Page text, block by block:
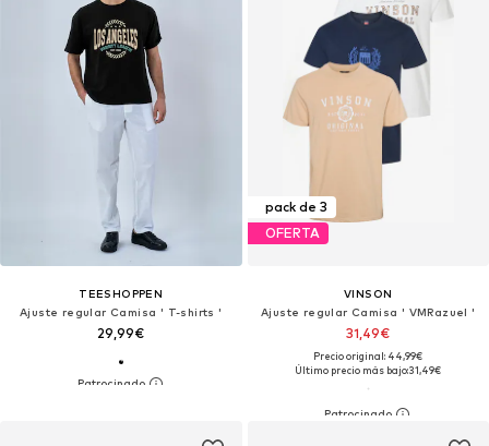
TEESHOPPEN
Ajuste regular Camisa ' T-shirts '
29,99€
pack de 3
OFERTA
VINSON
Ajuste regular Camisa ' VMRazuel '
31,49€
Precio original: 44,99€
Último precio más bajo:31,49€